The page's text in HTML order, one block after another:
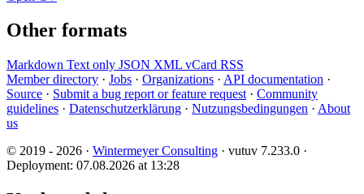
Other formats
Markdown Text only JSON XML vCard RSS
Member directory · Jobs · Organizations · API documentation ·
Source · Submit a bug report or feature request · Community
guidelines · Datenschutzerklärung · Nutzungsbedingungen · About
us
© 2019 - 2026 · Wintermeyer Consulting · vutuv 7.233.0 ·
Deployment: 07.08.2026 at 13:28